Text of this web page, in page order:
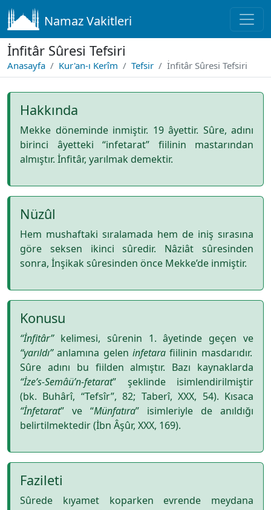
Namaz Vakitleri
İnfitâr Sûresi Tefsiri
Anasayfa Kur'an-ı Kerîm Tefsir İnfitâr Sûresi Tefsiri
Hakkında
Mekke döneminde inmiştir. 19 âyettir. Sûre, adını
birinci âyetteki “infetarat” fiilinin mastarından
almıştır. İnfitâr, yarılmak demektir.
Nüzûl
Hem mushaftaki sıralamada hem de iniş sırasına
göre seksen ikinci sûredir. Nâziât sûresinden
sonra, İnşikak sûresinden önce Mekke’de inmiştir.
Konusu
“İnfitâr” kelimesi, sûrenin 1. âyetinde geçen ve
“yarıldı”anlamına gelen infetarafiilinin masdarıdır.
Sûre adını bu fiilden almıştır. Bazı kaynaklarda
“İze’s-Semâü’n-fetarat” şeklinde isimlendirilmiştir
(bk. Buhârî, “Tefsîr”, 82; Taberî, XXX, 54). Kısaca
“İnfetarat” ve “Münfatıra” isimleriyle de anıldığı
belirtilmektedir (İbn Âşûr, XXX, 169).
Fazileti
Sûrede kıyamet koparken evrende meydana